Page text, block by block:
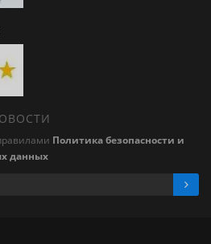
Политика безопасности и
данных